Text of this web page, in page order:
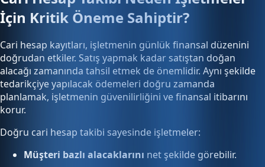
İçin Kritik Öneme Sahiptir?
Cari hesap kayıtları, işletmenin günlük finansal düzenini
doğrudan etkiler. Satış yapmak kadar satıştan doğan
alacağı zamanında tahsil etmek de önemlidir. Aynı şekilde
tedarikçiye yapılacak ödemeleri doğru zamanda
planlamak, işletmenin güvenilirliğini ve finansal itibarını
korur.
Doğru cari hesap takibi sayesinde işletmeler:
Müşteri bazlı alacaklarını net şekilde görebilir.